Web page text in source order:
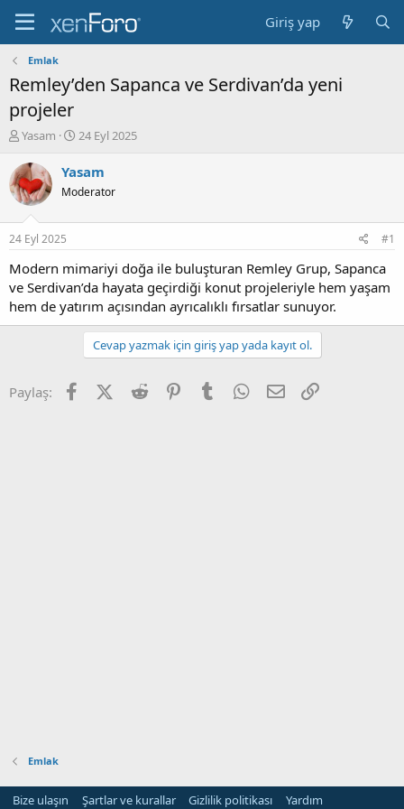
Giriş yap
Emlak
Remley’den Sapanca ve Serdivan’da yeni
projeler
K
n
b
u
u
b
a
l
a
t
Yasam
B
ş
a
ç
t
a
r
i
24 Eyl 2025
Yasam
Moderator
24 Eyl 2025 #1
Modern mimariyi doğa ile buluşturan Remley Grup, Sapanca
ve Serdivan’da hayata geçirdiği konut projeleriyle hem yaşam
hem de yatırım açısından ayrıcalıklı fırsatlar sunuyor.
Cevap yazmak için giriş yap yada kayıt ol.
Paylaş: FacebookX (Twitter)
Reddit PinterestTumblr WhatsApp
E-posta
Emlak
Bize ulaşın Şartlar ve kurallar Gizlilik politikası
Yardım